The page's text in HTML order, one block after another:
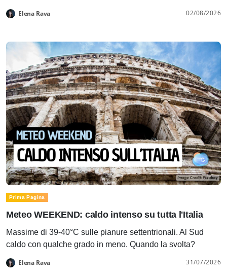
Elena Rava 02/08/2026
Prima Pagina
Meteo WEEKEND: caldo intenso su tutta l'Italia
Massime di 39-40°C sulle pianure settentrionali. Al Sud
caldo con qualche grado in meno. Quando la svolta?
Elena Rava 31/07/2026